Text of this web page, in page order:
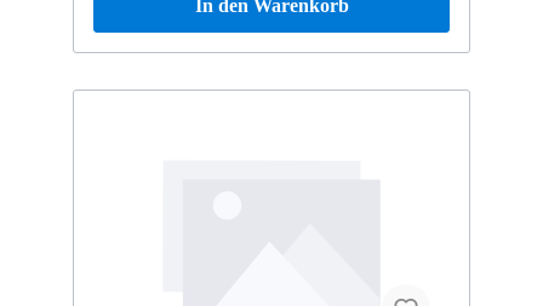
In den Warenkorb